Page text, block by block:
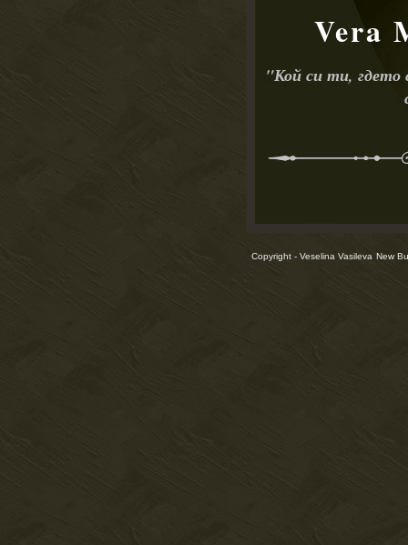
Vera
"Кой си ти, гдето
Copyright - Veselina Vasileva New